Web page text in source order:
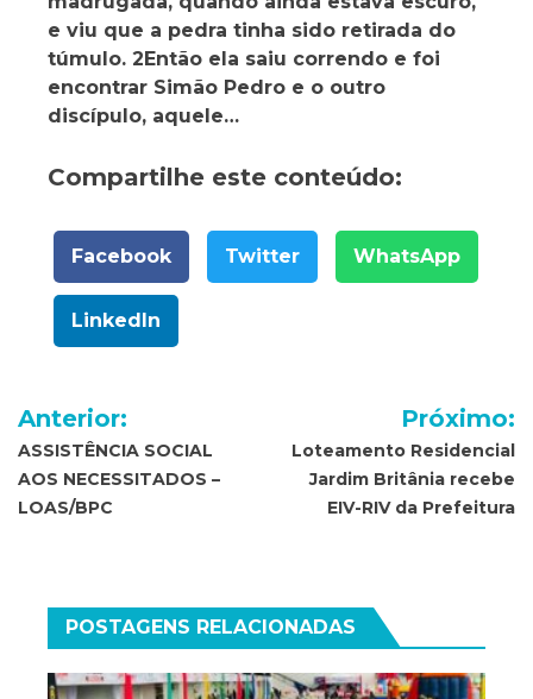
e viu que a pedra tinha sido retirada do
túmulo. 2Então ela saiu correndo e foi
encontrar Simão Pedro e o outro
discípulo, aquele…
Compartilhe este conteúdo:
Facebook Twitter WhatsApp
LinkedIn
Navegação
de
Post
Anterior:
ASSISTÊNCIA SOCIAL
AOS NECESSITADOS –
LOAS/BPC
Próximo:
Loteamento Residencial
Jardim Britânia recebe
EIV-RIV da Prefeitura
POSTAGENS RELACIONADAS